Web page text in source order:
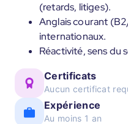
(retards, litiges).
Anglais courant
internationaux.
Réactivité, sens du
Certificats
Aucun certificat
Expérience
Au moins 1 an